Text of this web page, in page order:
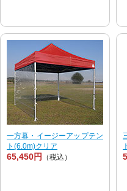
一方幕・イージーアップテン
ト(6.0m)クリア
65,450円 （税込）